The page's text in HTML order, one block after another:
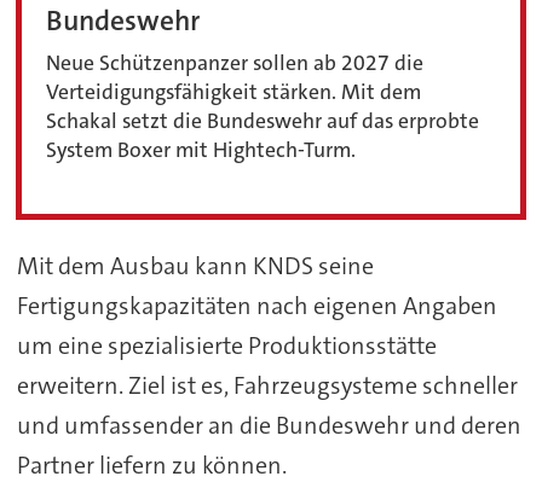
Bundeswehr
Neue Schützenpanzer sollen ab 2027 die
Verteidigungsfähigkeit stärken. Mit dem
Schakal setzt die Bundeswehr auf das erprobte
System Boxer mit Hightech-Turm.
Mit dem Ausbau kann KNDS seine
Fertigungskapazitäten nach eigenen Angaben
um eine spezialisierte Produktionsstätte
erweitern. Ziel ist es, Fahrzeugsysteme schneller
und umfassender an die Bundeswehr und deren
Partner liefern zu können.